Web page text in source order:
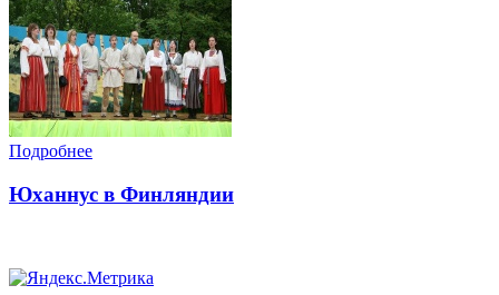
Подробнее
Юханнус в Финляндии